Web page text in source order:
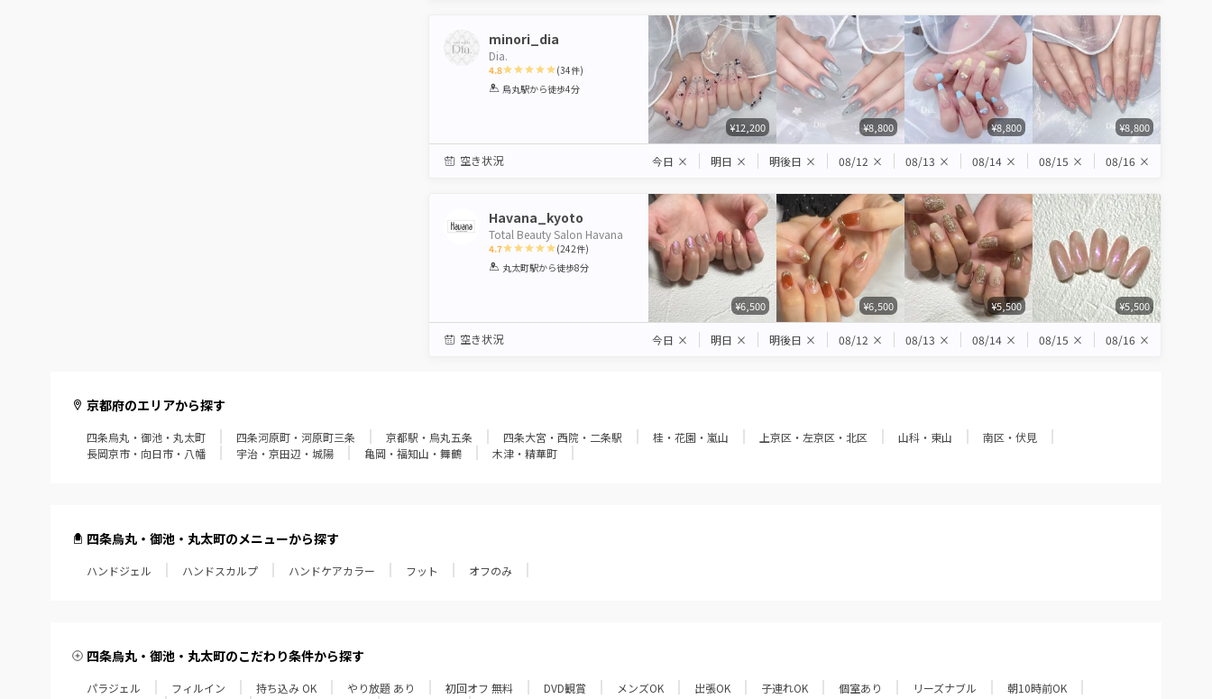
minori_dia
Dia.
4.8
1 2 3 4 5
(34件)
烏丸駅から徒歩4分
¥12,200 ¥8,800 ¥8,800 ¥8,800
空き状況 今日 × 明日 × 明後日 × 08/12 × 08/13 × 08/14 × 08/15 × 08/16 ×
Havana_kyoto
Total Beauty Salon Havana
4.7
1 2 3 4 5
(242件)
丸太町駅から徒歩8分
¥6,500 ¥6,500 ¥5,500 ¥5,500
空き状況 今日 × 明日 × 明後日 × 08/12 × 08/13 × 08/14 × 08/15 × 08/16 ×
京都府のエリアから探す
四条烏丸・御池・丸太町 四条河原町・河原町三条 京都駅・烏丸五条 四条大宮・西院・二条駅 桂・花園・嵐山 上京区・左京区・北区 山科・東山
南区・伏見
長岡京市・向日市・八幡
宇治・京田辺・城陽 亀岡・福知山・舞鶴 木津・精華町
四条烏丸・御池・丸太町のメニューから探す
ハンドジェル ハンドスカルプ ハンドケアカラー フット オフのみ
四条烏丸・御池・丸太町のこだわり条件から探す
パラジェル フィルイン 持ち込み OK やり放題 あり 初回オフ 無料 DVD観賞 メンズOK 出張OK 子連れOK 個室あり リーズナブル
朝10時前OK